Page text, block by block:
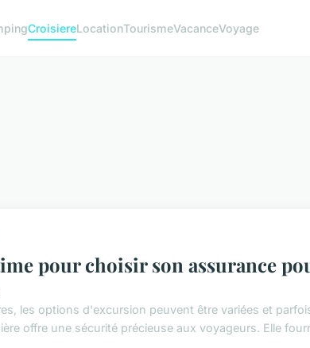
CroisiereLocationTourismeVacanceVoyage
pour choisir son assurance
les options d'excursion peuvent être variées et
offre une sécurité précieuse aux voyageurs. Elle